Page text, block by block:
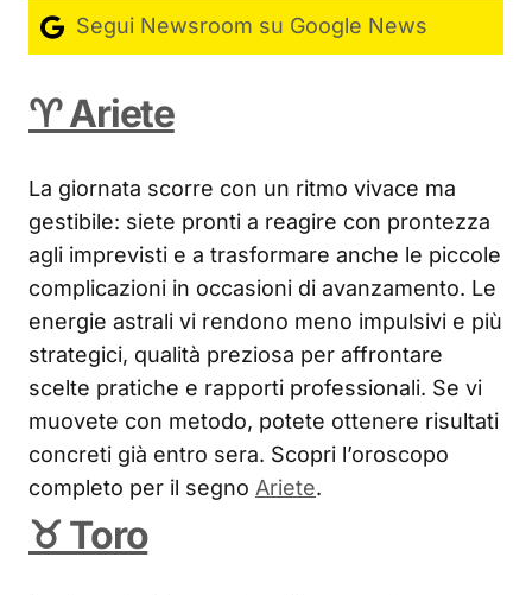
Segui Newsroom su Google News
♈ Ariete
La giornata scorre con un ritmo vivace ma
gestibile: siete pronti a reagire con prontezza
agli imprevisti e a trasformare anche le piccole
complicazioni in occasioni di avanzamento. Le
energie astrali vi rendono meno impulsivi e più
strategici, qualità preziosa per affrontare
scelte pratiche e rapporti professionali. Se vi
muovete con metodo, potete ottenere risultati
concreti già entro sera. Scopri l’oroscopo
completo per il segno Ariete.
♉ Toro